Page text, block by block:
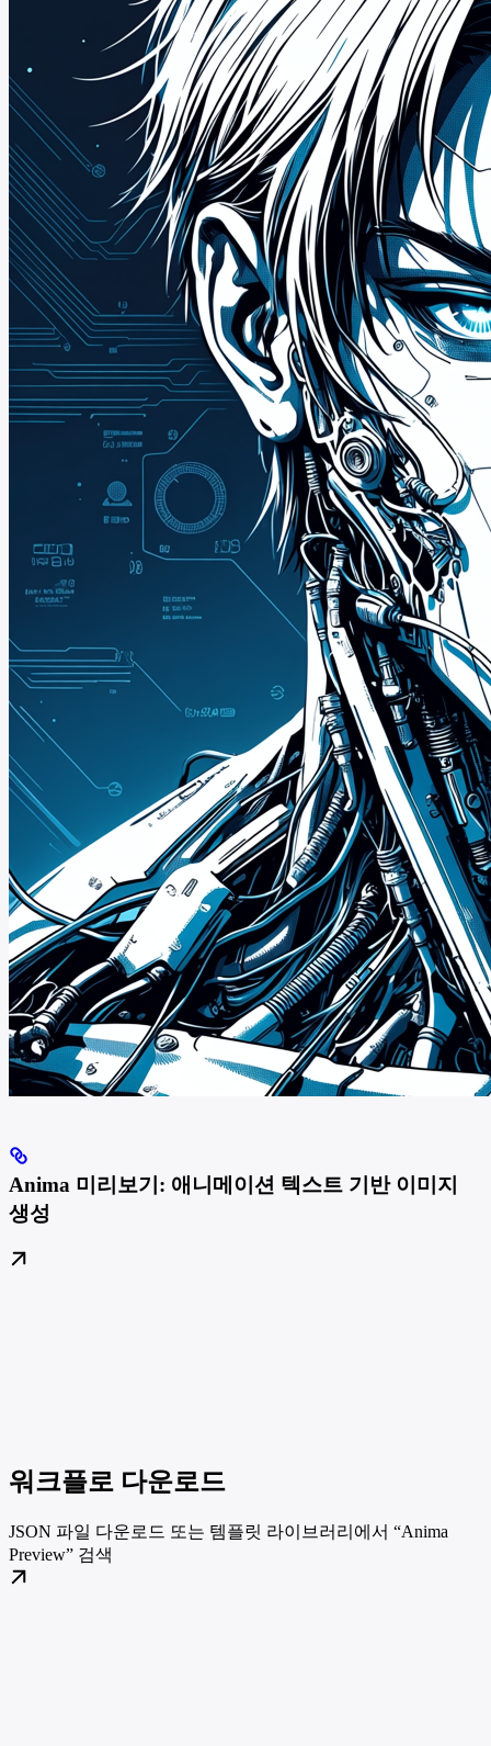
Anima 미리보기: 애니메이션 텍스트 기반 이미지
생성
워크플로 다운로드
JSON 파일 다운로드 또는 템플릿 라이브러리에서 “Anima
Preview” 검색